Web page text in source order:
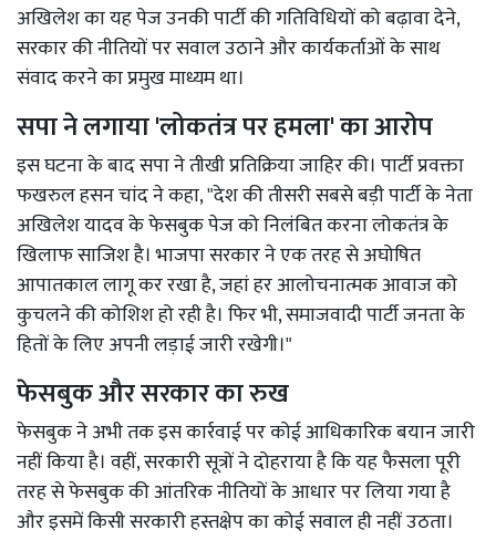
अखिलेश का यह पेज उनकी पार्टी की गतिविधियों को बढ़ावा देने,
सरकार की नीतियों पर सवाल उठाने और कार्यकर्ताओं के साथ
संवाद करने का प्रमुख माध्यम था।
सपा ने लगाया 'लोकतंत्र पर हमला' का आरोप
इस घटना के बाद सपा ने तीखी प्रतिक्रिया जाहिर की। पार्टी प्रवक्ता
फखरुल हसन चांद ने कहा, "देश की तीसरी सबसे बड़ी पार्टी के नेता
अखिलेश यादव के फेसबुक पेज को निलंबित करना लोकतंत्र के
खिलाफ साजिश है। भाजपा सरकार ने एक तरह से अघोषित
आपातकाल लागू कर रखा है, जहां हर आलोचनात्मक आवाज को
कुचलने की कोशिश हो रही है। फिर भी, समाजवादी पार्टी जनता के
हितों के लिए अपनी लड़ाई जारी रखेगी।"
फेसबुक और सरकार का रुख
फेसबुक ने अभी तक इस कार्रवाई पर कोई आधिकारिक बयान जारी
नहीं किया है। वहीं, सरकारी सूत्रों ने दोहराया है कि यह फैसला पूरी
तरह से फेसबुक की आंतरिक नीतियों के आधार पर लिया गया है
और इसमें किसी सरकारी हस्तक्षेप का कोई सवाल ही नहीं उठता।